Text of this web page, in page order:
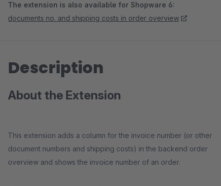
The extension is also available for Shopware 6:
documents no. and shipping costs in order overview
Description
About the Extension
This extension adds a column for the invoice number (or other
document numbers and shipping costs) in the backend order
overview and shows the invoice number of an order.